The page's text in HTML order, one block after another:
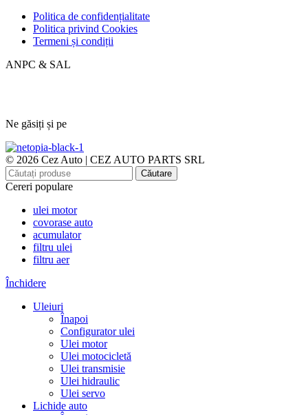
Politica de confidențialitate
Politica privind Cookies
Termeni și condiții
ANPC & SAL
Ne găsiți și pe
© 2026 Cez Auto | CEZ AUTO PARTS SRL
Căutare
Cereri populare
ulei motor
covorase auto
acumulator
filtru ulei
filtru aer
Închidere
Uleiuri
Înapoi
Configurator ulei
Ulei motor
Ulei motocicletă
Ulei transmisie
Ulei hidraulic
Ulei servo
Lichide auto